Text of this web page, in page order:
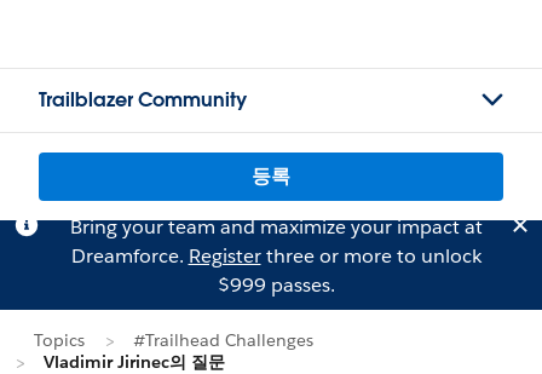
Trailblazer Community
등록
Bring your team and maximize your impact at
Dreamforce. Registerthree or more to unlock
$999 passes.
Topics
#Trailhead Challenges
Vladimir Jirinec의 질문